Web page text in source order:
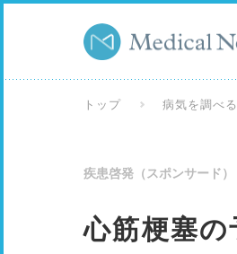
トップ 病気を調べる
疾患啓発（スポンサード）
心筋梗塞